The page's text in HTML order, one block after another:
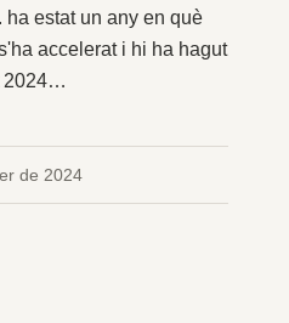
ha estat un any en què
accelerat i hi ha hagut
2024…
de 2024